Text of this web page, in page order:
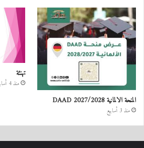
المنحة الالمانية DAAD 2027/2028
منذ 3 أسابيع
تهنئة
منذ 4 أسابيع